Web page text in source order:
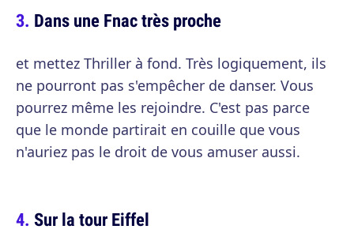
Dans une Fnac très proche
et mettez Thriller à fond. Très logiquement, ils
ne pourront pas s'empêcher de danser. Vous
pourrez même les rejoindre. C'est pas parce
que le monde partirait en couille que vous
n'auriez pas le droit de vous amuser aussi.
Sur la tour Eiffel